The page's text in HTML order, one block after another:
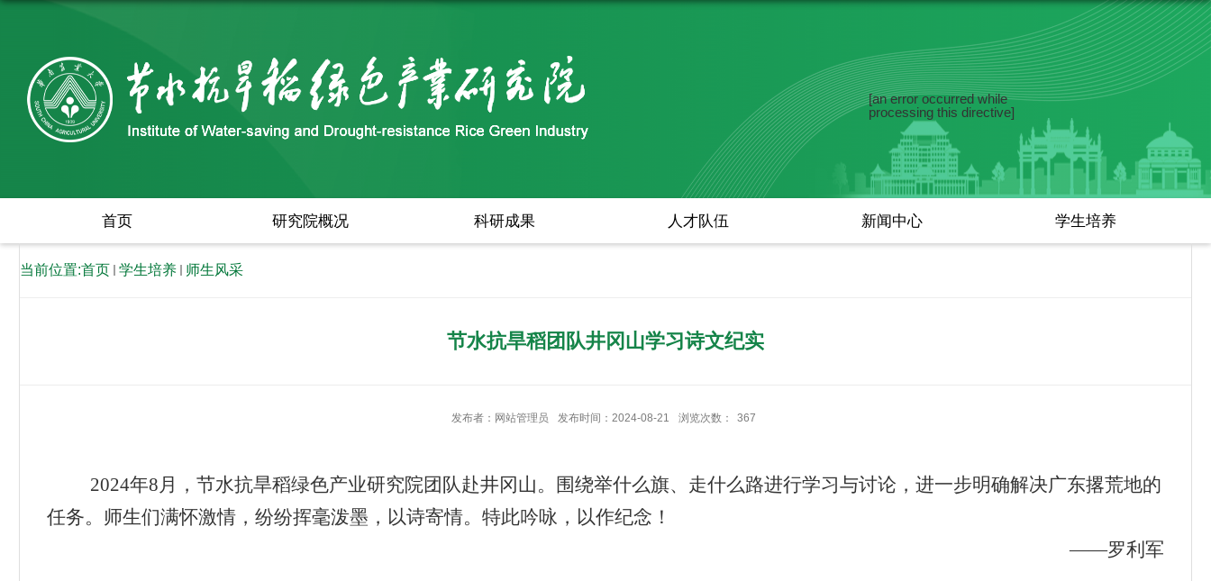
[an error occurred while
processing this directive]
首页 研究院概况 科研成果 人才队伍 新闻中心 学生培养
当前位置:首页 学生培养 师生风采
节水抗旱稻团队井冈山学习诗文纪实
发布者：网站管理员 发布时间：2024-08-21 浏览次数： 367
2024年8月，节水抗旱稻绿色产业研究院团队赴井冈山。围绕举什么旗、走什么路进行学习与讨论，进一步明确解决广东撂荒地的
任务。师生们满怀激情，纷纷挥毫泼墨，以诗寄情。特此吟咏，以作纪念！
——罗利军